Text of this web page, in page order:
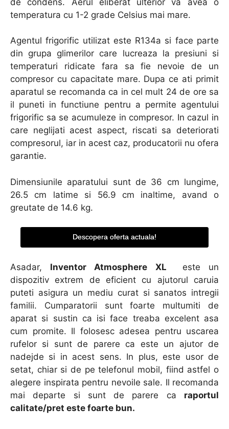
temperatura cu 1-2 grade Celsius mai mare.
Agentul frigorific utilizat este R134a si face parte
din grupa glimerilor care lucreaza la presiuni si
temperaturi ridicate fara sa fie nevoie de un
compresor cu capacitate mare. Dupa ce ati primit
aparatul se recomanda ca in cel mult 24 de ore sa
il puneti in functiune pentru a permite agentului
frigorific sa se acumuleze in compresor. In cazul in
care neglijati acest aspect, riscati sa deteriorati
compresorul, iar in acest caz, producatorii nu ofera
garantie.
Dimensiunile aparatului sunt de 36 cm lungime,
26.5 cm latime si 56.9 cm inaltime, avand o
greutate de 14.6 kg.
Descopera oferta actuala!
Asadar, Inventor Atmosphere XL
este un
dispozitiv extrem de eficient cu ajutorul caruia
puteti asigura un mediu curat si sanatos intregii
familii. Cumparatorii sunt foarte multumiti de
aparat si sustin ca isi face treaba excelent asa
cum promite. Il folosesc adesea pentru uscarea
rufelor si sunt de parere ca este un ajutor de
nadejde si in acest sens. In plus, este usor de
setat, chiar si de pe telefonul mobil, fiind astfel o
alegere inspirata pentru nevoile sale. Il recomanda
mai departe si sunt de parere ca raportul
calitate/pret este foarte bun.